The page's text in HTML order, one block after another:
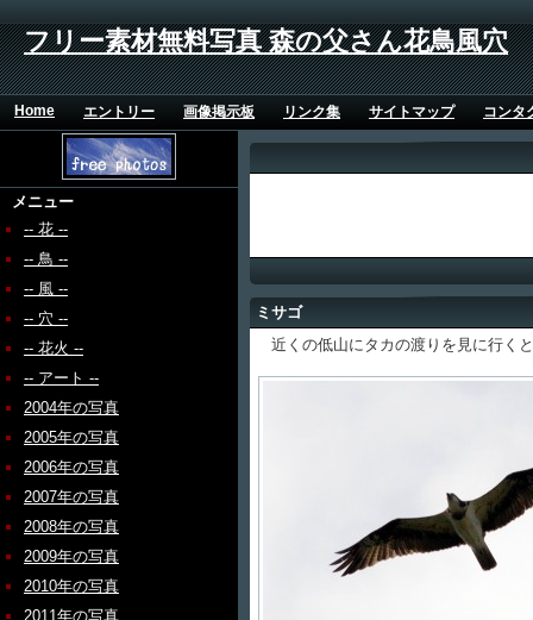
フリー素材無料写真 森の父さん花鳥風穴
Home エントリー 画像掲示板 リンク集 サイトマップ コンタ
メニュー
-- 花 --
-- 鳥 --
-- 風 --
-- 穴 --
-- 花火 --
-- アート --
2004年の写真
2005年の写真
2006年の写真
2007年の写真
2008年の写真
2009年の写真
2010年の写真
2011年の写真
ミサゴ
近くの低山にタカの渡りを見に行く